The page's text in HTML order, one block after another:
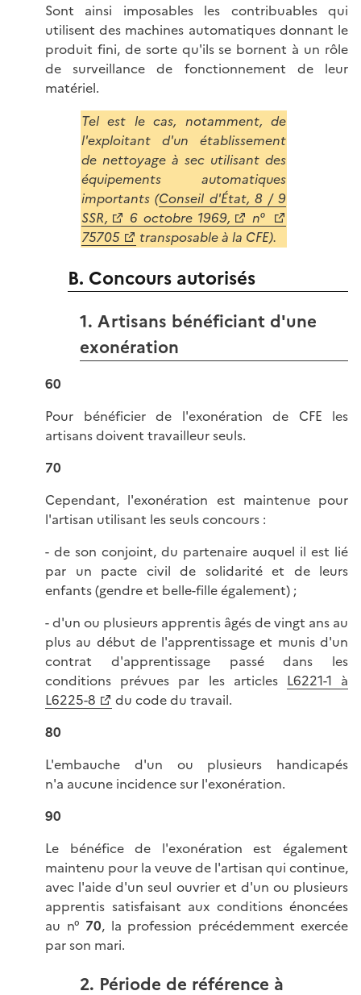
Sont ainsi imposables les contribuables qui
utilisent des machines automatiques donnant le
produit fini, de sorte qu'ils se bornent à un rôle
de surveillance de fonctionnement de leur
matériel.
Tel est le cas, notamment, de
l'exploitant d'un établissement
de nettoyage à sec utilisant des
équipements automatiques
importants (Conseil d'État, 8 / 9
SSR,
6 octobre 1969,
n°
75705
transposable à la CFE).
B. Concours autorisés
1. Artisans bénéficiant d'une
exonération
60
Pour bénéficier de l'exonération de CFE les
artisans doivent travailleur seuls.
70
Cependant, l'exonération est maintenue pour
l'artisan utilisant les seuls concours :
- de son conjoint, du partenaire auquel il est lié
par un pacte civil de solidarité et de leurs
enfants (gendre et belle-fille également) ;
- d'un ou plusieurs apprentis âgés de vingt ans au
plus au début de l'apprentissage et munis d'un
contrat d'apprentissage passé dans les
conditions prévues par les articles L6221-1 à
L6225-8
du code du travail.
80
L'embauche d'un ou plusieurs handicapés
n'a aucune incidence sur l'exonération.
90
Le bénéfice de l'exonération est également
maintenu pour la veuve de l'artisan qui continue,
avec l'aide d'un seul ouvrier et d'un ou plusieurs
apprentis satisfaisant aux conditions énoncées
au n° 70, la profession précédemment exercée
par son mari.
2. Période de référence à